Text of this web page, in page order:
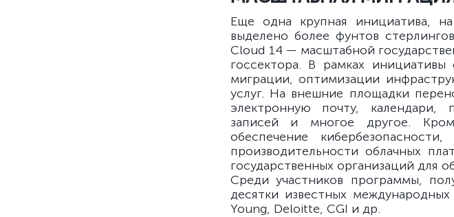
Еще одна крупная инициатива,
выделено более фунтов
Cloud 14 — масштабной
госсектора. В рамках
миграции, оптимизации
услуг. На внешние площадки
электронную почту,
записей и многое другое.
обеспечение
производительности облачных
государственных организаций для
Среди участников программы,
десятки известных
Young, Deloitte, CGI и др.